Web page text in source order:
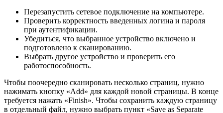
Перезапустить сетевое подключение на компьютере.
Проверить корректность введенных логина и пароля
при аутентификации.
Убедиться, что выбранное устройство включено и
подготовлено к сканированию.
Выбрать другое устройство и проверить его
работоспособность.
Чтобы поочередно сканировать несколько страниц, нужно
нажимать кнопку «Add» для каждой новой страницы. В конце
требуется нажать «Finish». Чтобы сохранить каждую страницу
в отдельный файл, нужно выбрать пункт «Save as Separate